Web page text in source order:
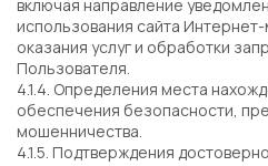
включая направление
использования сайта
оказания услуг и обработки
Пользователя.
4.1.4. Определения места
обеспечения безопасности,
мошенничества.
4.1.5. Подтверждения